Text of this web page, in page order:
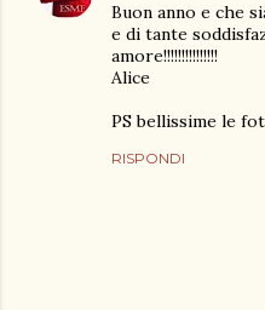
Buon anno e che
e di tante
amore!!!!!!!!!!!!!!!
Alice
PS bellissime le
RISPONDI